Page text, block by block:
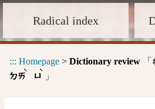
Radical index
::: Homepage > Dictionary review 「
ㄉㄞ
ˋ
ㄩ
ˋ
」